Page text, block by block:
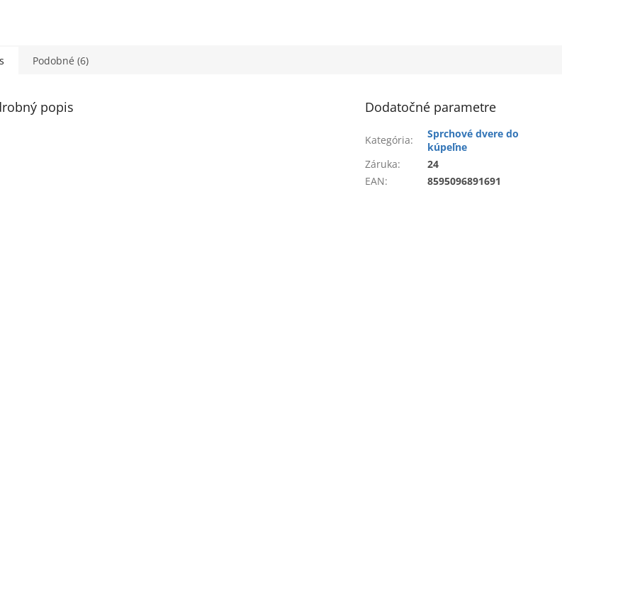
Podobné (6)
popis Dodatočné parametre
Kategória:
Sprchové dvere do
kúpeľne
Záruka:
24
EAN: 8595096891691